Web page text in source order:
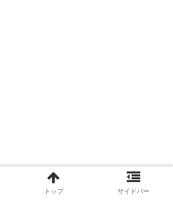
トップ サイドバー